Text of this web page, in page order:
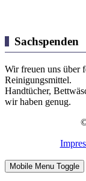
Sachspenden
Wir freuen uns über
Reinigungsmittel.
Handtücher,
wir haben genug.
Mobile Menu Toggle